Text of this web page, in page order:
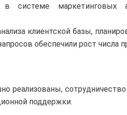
в системе
клиентской базы,
обеспечили рост числа
реализованы,
поддержки.